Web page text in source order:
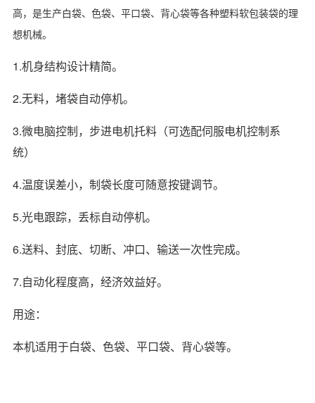
高，是生产白袋、色袋、平口袋、背心袋等各种塑料软包装袋的理
想机械。
1.机身结构设计精简。
2.无料，堵袋自动停机。
3.微电脑控制，步进电机托料（可选配伺服电机控制系
统）
4.温度误差小，制袋长度可随意按键调节。
5.光电跟踪，丢标自动停机。
6.送料、封底、切断、冲口、输送一次性完成。
7.自动化程度高，经济效益好。
用途：
本机适用于白袋、色袋、平口袋、背心袋等。